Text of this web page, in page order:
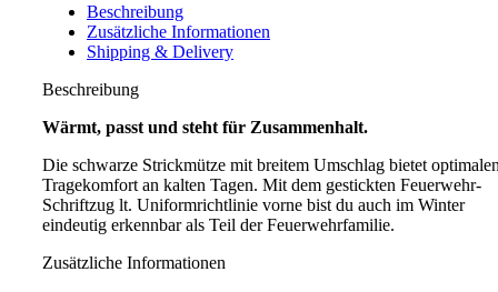
Beschreibung
Zusätzliche Informationen
Shipping & Delivery
Beschreibung
Wärmt, passt und steht für Zusammenhalt.
Die schwarze Strickmütze mit breitem Umschlag bietet
Tragekomfort an kalten Tagen. Mit dem gestickten Feuerwehr-
Schriftzug lt. Uniformrichtlinie vorne bist du auch im Winter
eindeutig erkennbar als Teil der Feuerwehrfamilie.
Zusätzliche Informationen